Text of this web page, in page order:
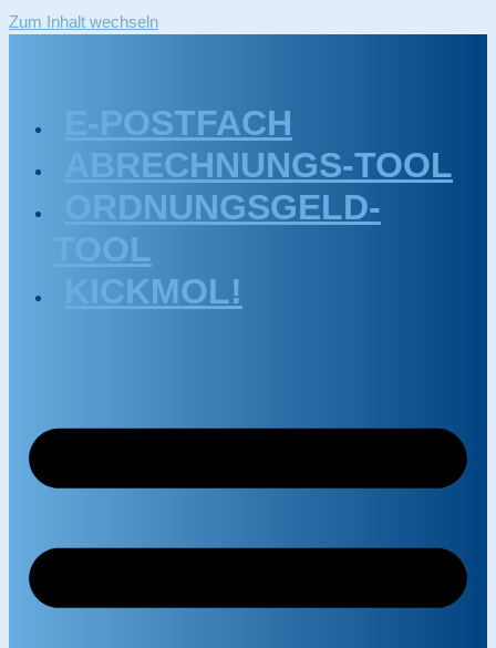
Zum Inhalt wechseln
E-POSTFACH
ABRECHNUNGS-TOOL
ORDNUNGSGELD-
TOOL
KICKMOL!